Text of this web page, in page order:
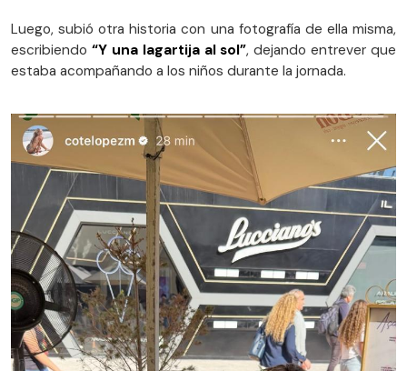
Luego, subió otra historia con una fotografía de ella misma,
escribiendo “Y una lagartija al sol”, dejando entrever que
estaba acompañando a los niños durante la jornada.